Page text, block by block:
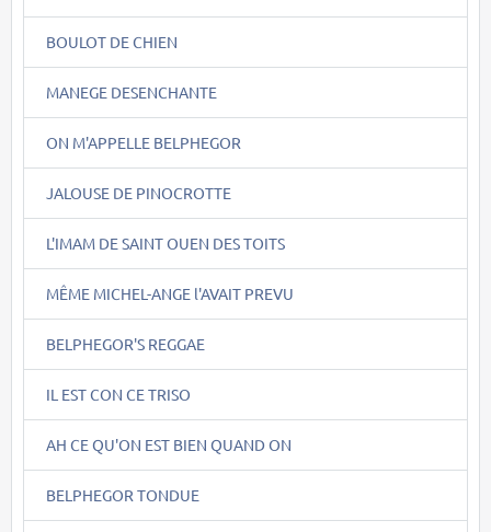
BOULOT DE CHIEN
MANEGE DESENCHANTE
ON M'APPELLE BELPHEGOR
JALOUSE DE PINOCROTTE
L'IMAM DE SAINT OUEN DES TOITS
MÊME MICHEL-ANGE l'AVAIT PREVU
BELPHEGOR'S REGGAE
IL EST CON CE TRISO
AH CE QU'ON EST BIEN QUAND ON
BELPHEGOR TONDUE